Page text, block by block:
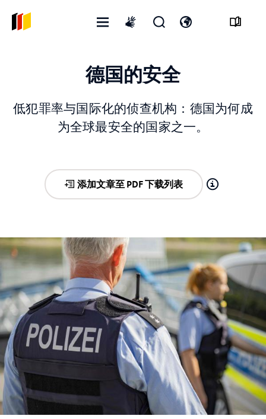
单
寻
表
言
开
德国的安全
低犯罪率与国际化的侦查机构：德国为何成
为全球最安全的国家之一。
添加文章至 PDF 下载列表